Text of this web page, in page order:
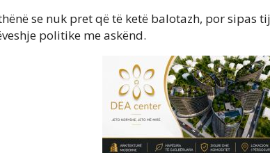
se nuk pret që të ketë balotazh, por sipas
politike me askënd.